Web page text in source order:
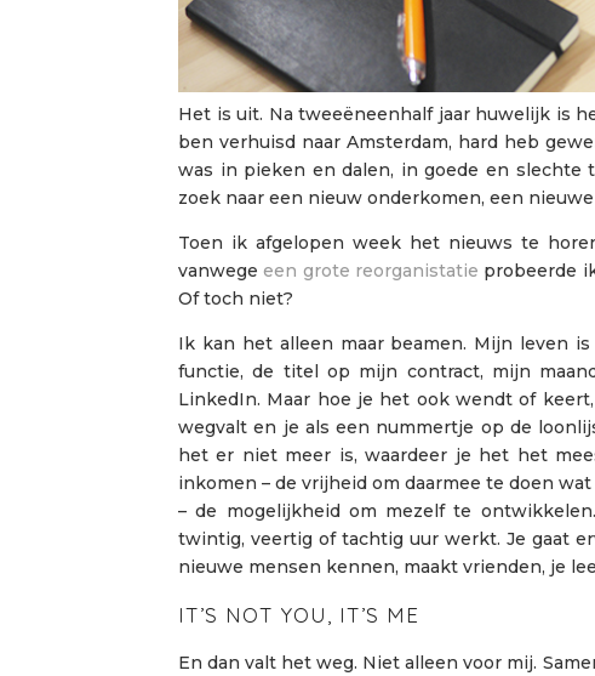
Het is uit. Na tweeëneenhalf jaar huwelijk is
ben verhuisd naar Amsterdam, hard heb
was in pieken en dalen, in goede en slechte
zoek naar een nieuw onderkomen, een nieuwe
Toen ik afgelopen week het nieuws te
vanwege een grote reorganistatie probeerde
Of toch niet?
Ik kan het alleen maar beamen. Mijn leven
functie, de titel op mijn contract, mijn
LinkedIn. Maar hoe je het ook wendt of
wegvalt en je als een nummertje op de
het er niet meer is, waardeer je het het
inkomen – de vrijheid om daarmee te doen
– de mogelijkheid om mezelf te
twintig, veertig of tachtig uur werkt. Je gaat
nieuwe mensen kennen, maakt vrienden, je
IT’S NOT YOU, IT’S ME
En dan valt het weg. Niet alleen voor mij.